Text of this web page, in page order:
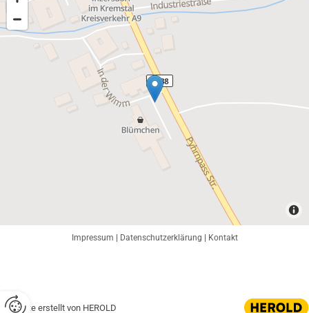
Impressum Datenschutzerklärung Kontakt
Website erstellt von HEROLD